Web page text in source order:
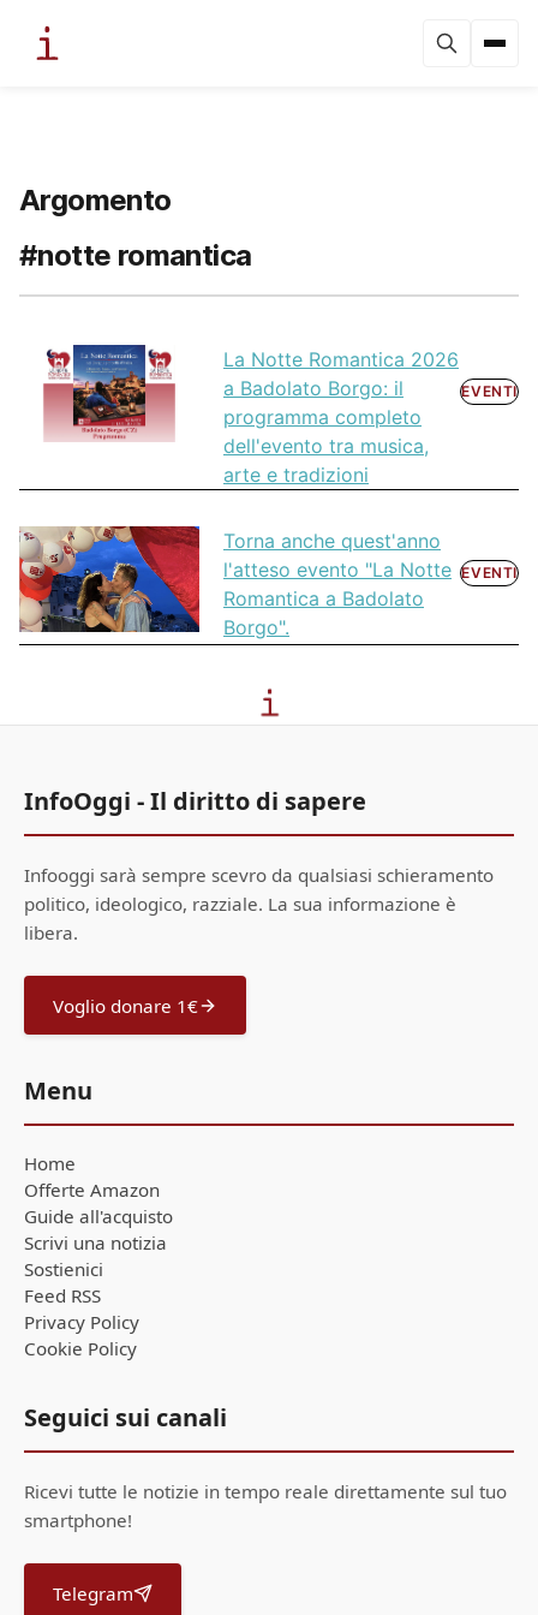
Argomento
#notte romantica
La Notte Romantica 2026
a Badolato Borgo: il
programma completo
dell'evento tra musica,
arte e tradizioni
EVENTI
Torna anche quest'anno
l'atteso evento "La Notte
Romantica a Badolato
Borgo".
EVENTI
InfoOggi - Il diritto di sapere
Infooggi sarà sempre scevro da qualsiasi schieramento
politico, ideologico, razziale. La sua informazione è
libera.
Voglio donare 1€
Menu
Home
Offerte Amazon
Guide all'acquisto
Scrivi una notizia
Sostienici
Feed RSS
Privacy Policy
Cookie Policy
Seguici sui canali
Ricevi tutte le notizie in tempo reale direttamente sul tuo
smartphone!
Telegram